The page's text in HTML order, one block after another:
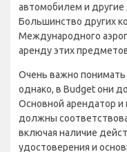
автомобилем и
Большинство других
Международного
аренду этих
Очень важно
однако, в Budget они
Основной арендатор
должны
включая наличие
удостоверения и